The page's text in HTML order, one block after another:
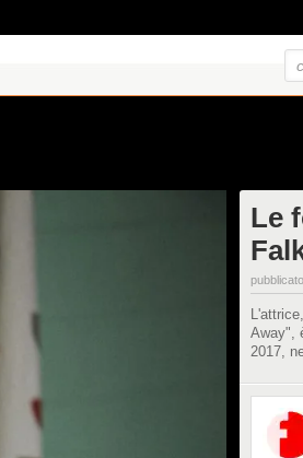
Le
Away",
2017,